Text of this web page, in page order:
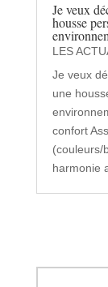
Je veux
housse
LES
Je veux
une
confort
(couleurs/
harmonie